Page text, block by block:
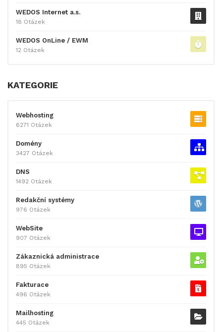
WEDOS Internet a.s.
18 Otázek
WEDOS OnLine / EWM
12 Otázek
KATEGORIE
Webhosting
6271 Otázek
Domény
3427 Otázek
DNS
1492 Otázek
Redakční systémy
976 Otázek
WebSite
907 Otázek
Zákaznická administrace
895 Otázek
Fakturace
496 Otázek
Mailhosting
445 Otázek